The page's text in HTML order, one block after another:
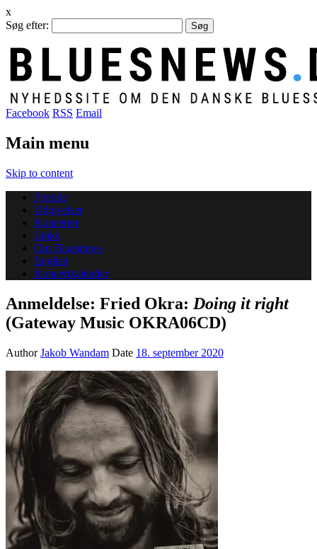
x
Søg efter:
Facebook RSS Email
Main menu
Skip to content
Forside
Udgivelser
Koncerter
Links
Om Bluesnews
English
Koncertkalender
Anmeldelse: Fried Okra: Doing it right
(Gateway Music OKRA06CD)
AuthorJakob Wandam Date 18. september 2020